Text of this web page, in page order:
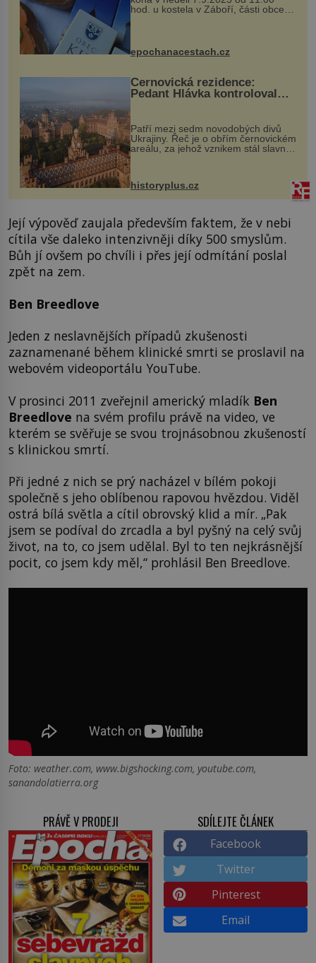
hod. u kostela v Záboří, části obce
Kly u Mělníka. V programu naleznete
komentovanou prohlídku kostela,
epochanacestach.cz
Černovická rezidence:
Pedant Hlávka kontroloval
Patří mezi sedm novodobých divů
Ukrajiny. Řeč je o obřím černovickém
areálu, za jehož vznikem stál slavný
český architekt Josef Hlávka. Ten si
na něm dal mimořádně záležet. Jeho
historyplus.cz
Její výpověď zaujala především faktem, že v nebi
cítila vše daleko intenzivněji díky 500 smyslům.
Bůh jí ovšem po chvíli i přes její odmítání poslal
zpět na zem.
Ben Breedlove
Jeden z neslavnějších případů zkušenosti
zaznamenané během klinické smrti se proslavil na
webovém videoportálu YouTube.
V prosinci 2011 zveřejnil americký mladík Ben
Breedlove na svém profilu právě na video, ve
kterém se svěřuje se svou trojnásobnou zkušeností
s klinickou smrtí.
Při jedné z nich se prý nacházel v bílém pokoji
společně s jeho oblíbenou rapovou hvězdou. Viděl
ostrá bílá světla a cítil obrovský klid a mír. „Pak
jsem se podíval do zrcadla a byl pyšný na celý svůj
život, na to, co jsem udělal. Byl to ten nejkrásnější
pocit, co jsem kdy měl,“ prohlásil Ben Breedlove.
Foto: weather.com, www.bigshocking.com, youtube.com,
sanandolatierra.org
PRÁVĚ V PRODEJI SDÍLEJTE ČLÁNEK
Facebook
Twitter
Pinterest
Email